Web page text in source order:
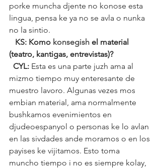
porke muncha djente no konose esta
lingua, pensa ke ya no se avla o nunka
no la sintio.
   KS: Komo
konsegish el material
(teatro, kantigas, entrevistas)?
CYL: Esta es una parte juzh ama al
mizmo tiempo muy enteresante de
muestro lavoro. Algunas vezes mos
embian material, ama normalmente
bushkamos evenimientos en
djudeoespanyol o personas ke lo avlan
en las sivdades ande moramos o en los
payises ke vijitamos. Esto toma
muncho tiempo i no es siempre kolay,